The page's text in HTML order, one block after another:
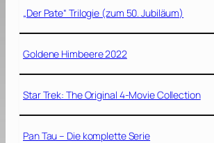
„Der Pate“ Trilogie (zum 50. Jubiläum)
Goldene Himbeere 2022
Star Trek: The Original 4-Movie Collection
Pan Tau – Die komplette Serie